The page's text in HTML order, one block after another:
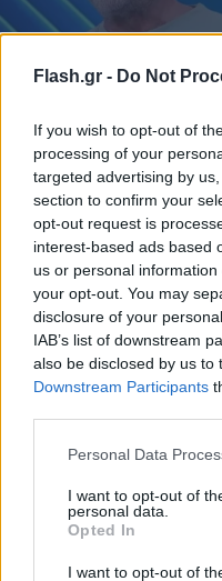
Flash.gr - Do Not
If you wish to opt-out of
processing of your
targeted advertising by
section to confirm your
opt-out request is
interest-based ads based
us or personal
your opt-out. You may
disclosure of your
IAB’s list of downstream
also be disclosed by us to
Downstream Participants
Please note that this
not limited to your visit or
grant or deny consent to
use your data for below
consent section.
Personal Data
I want to opt-out of
personal data.
Opted In
I want to opt-out of
Το τέλος στελεχών
προαναγγελθέντος